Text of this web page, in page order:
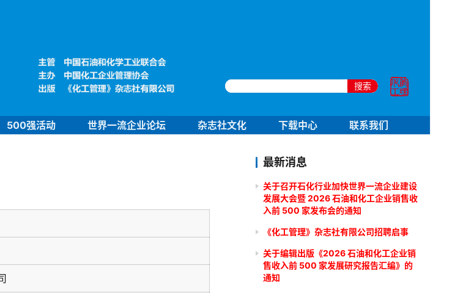
搜索
500强活动 世界一流企业论坛 杂志社文化 下载中心 联系我们
最新消息
关于召开石化行业加快世界一流企业建设
发展大会暨 2026 石油和化工企业销售收
入前 500 家发布会的通知
《化工管理》杂志社有限公司招聘启事
关于编辑出版《2026 石油和化工企业销
售收入前 500 家发展研究报告汇编》的
通知